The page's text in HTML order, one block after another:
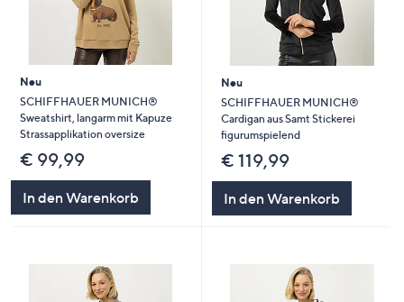
Neu
SCHIFFHAUER MUNICH®
Sweatshirt, langarm mit Kapuze
Strassapplikation oversize
€ 99,99
In den Warenkorb
Neu
SCHIFFHAUER MUNICH®
Cardigan aus Samt Stickerei
figurumspielend
€ 119,99
In den Warenkorb